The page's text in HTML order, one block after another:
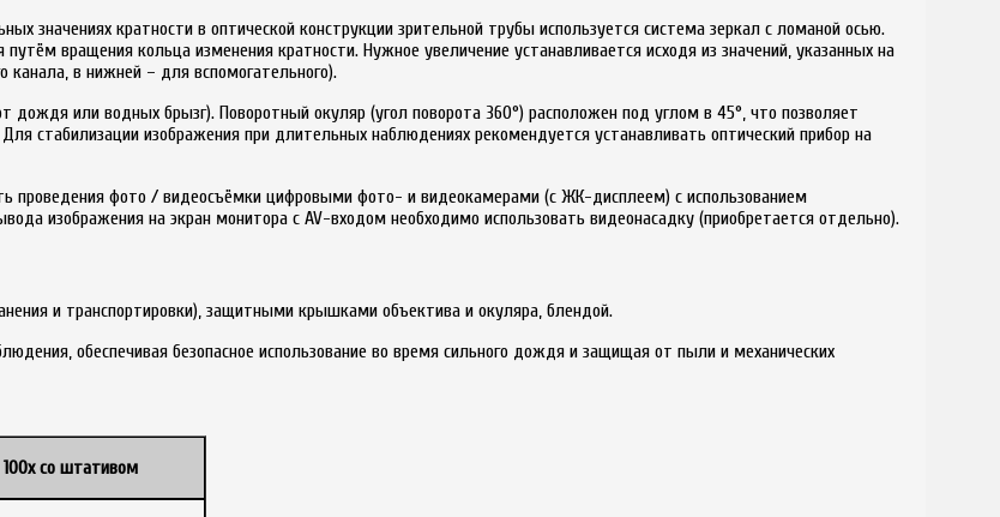
значениях кратности в оптической конструкции зрительной трубы используется система зеркал с ломаной осью.
вращения кольца изменения кратности. Нужное увеличение устанавливается исходя из значений, указанных на
канала, в нижней – для вспомогательного).
дождя или водных брызг). Поворотный окуляр (угол поворота 360°) расположен под углом в 45°, что позволяет
стабилизации изображения при длительных наблюдениях рекомендуется устанавливать оптический прибор на
проведения фото / видеосъёмки цифровыми фото- и видеокамерами (c ЖК-дисплеем) с использованием
изображения на экран монитора с AV-входом необходимо использовать видеонасадку (приобретается отдельно).
и транспортировки), защитными крышками объектива и окуляра, блендой.
обеспечивая безопасное использование во время сильного дождя и защищая от пыли и механических
со штативом